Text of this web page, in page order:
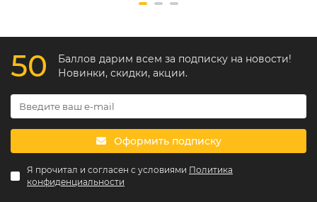
50
Баллов дарим всем за подписку на новости!
Новинки, скидки, акции.
Оформить подписку
Я прочитал и согласен с условиями Политика
конфиденциальности